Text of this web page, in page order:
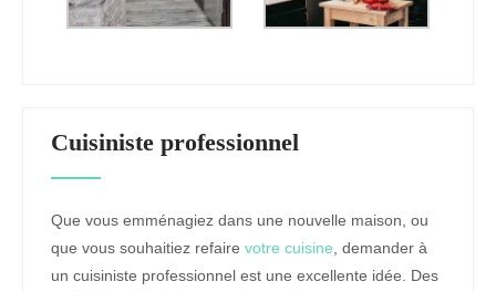
Cuisiniste professionnel
Que vous emménagiez dans une nouvelle maison, ou
que vous souhaitiez refaire votre cuisine , demander à
un cuisiniste professionnel est une excellente idée. Des